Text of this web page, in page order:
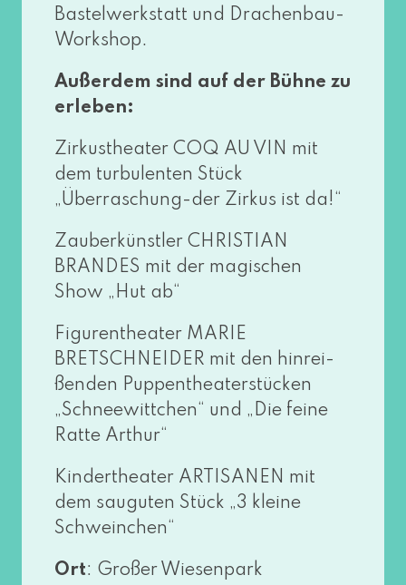
Bastelwerkstatt und Drachenbau-
Workshop.
Außerdem sind auf der Bühne zu
erleben:
Zirkustheater COQ AU VIN mit
dem tur­bu­len­ten Stück
„Überraschung-der Zirkus ist da!“
Zauberkünstler CHRISTIAN
BRANDES mit der magi­schen
Show „Hut ab“
Figurentheater MARIE
BRETSCHNEIDER mit den hin­rei­
ßen­den Puppentheaterstücken
„Schneewittchen“ und „Die fei­ne
Ratte Arthur“
Kindertheater ARTISANEN mit
dem sau­gu­ten Stück „3 klei­ne
Schweinchen“
Ort: Großer Wiesenpark